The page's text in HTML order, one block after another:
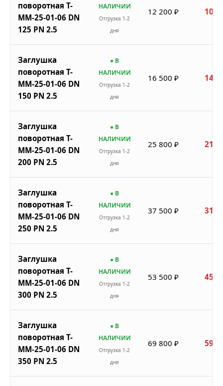
поворотная Т-
ММ-25-01-06 DN
125 PN 2.5
НАЛИЧИИ
Отгрузка 1-2
дня
12 200 ₽ 10
Заглушка
поворотная Т-
ММ-25-01-06 DN
150 PN 2.5
● В
НАЛИЧИИ
Отгрузка 1-2
дня
16 500 ₽ 14
Заглушка
поворотная Т-
ММ-25-01-06 DN
200 PN 2.5
● В
НАЛИЧИИ
Отгрузка 1-2
дня
25 800 ₽ 21
Заглушка
поворотная Т-
ММ-25-01-06 DN
250 PN 2.5
● В
НАЛИЧИИ
Отгрузка 1-2
дня
37 500 ₽ 31
Заглушка
поворотная Т-
ММ-25-01-06 DN
300 PN 2.5
● В
НАЛИЧИИ
Отгрузка 1-2
дня
53 500 ₽ 45
Заглушка
поворотная Т-
ММ-25-01-06 DN
350 PN 2.5
● В
НАЛИЧИИ
Отгрузка 1-2
дня
69 800 ₽ 59